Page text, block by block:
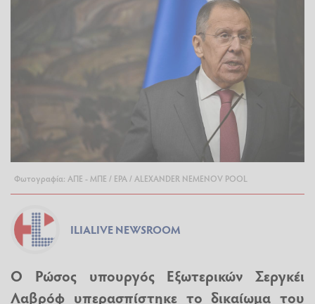
Φωτογραφία: ΑΠΕ - ΜΠΕ / EPA / ALEXANDER NEMENOV POOL
ILIALIVE NEWSROOM
Ο Ρώσος υπουργός Εξωτερικών Σεργκέι
Λαβρόφ υπερασπίστηκε το δικαίωμα του